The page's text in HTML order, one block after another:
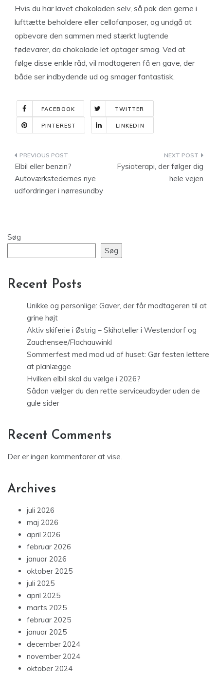
Hvis du har lavet chokoladen selv, så pak den gerne i
lufttætte beholdere eller cellofanposer, og undgå at
opbevare den sammen med stærkt lugtende
fødevarer, da chokolade let optager smag. Ved at
følge disse enkle råd, vil modtageren få en gave, der
både ser indbydende ud og smager fantastisk.
FACEBOOK TWITTER
PINTEREST LINKEDIN
Indlægsnavigation
Elbil eller benzin?
Autoværkstedernes nye
udfordringer i nørresundby
Fysioterapi, der følger dig
hele vejen
Søg
Søg
Recent Posts
Unikke og personlige: Gaver, der får modtageren til at
grine højt
Aktiv skiferie i Østrig – Skihoteller i Westendorf og
Zauchensee/Flachauwinkl
Sommerfest med mad ud af huset: Gør festen lettere
at planlægge
Hvilken elbil skal du vælge i 2026?
Sådan vælger du den rette serviceudbyder uden de
gule sider
Recent Comments
Der er ingen kommentarer at vise.
Archives
juli 2026
maj 2026
april 2026
februar 2026
januar 2026
oktober 2025
juli 2025
april 2025
marts 2025
februar 2025
januar 2025
december 2024
november 2024
oktober 2024